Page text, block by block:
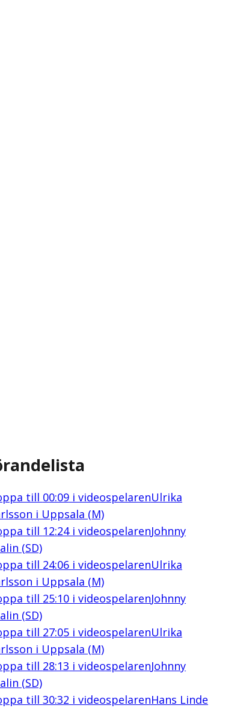
till 00:09i videospelarenUlrika
i Uppsala (M)
till 12:24i videospelarenJohnny
(SD)
till 24:06i videospelarenUlrika
i Uppsala (M)
till 25:10i videospelarenJohnny
(SD)
till 27:05i videospelarenUlrika
i Uppsala (M)
till 28:13 i videospelarenJohnny
(SD)
till 30:32 i videospelarenHans Linde